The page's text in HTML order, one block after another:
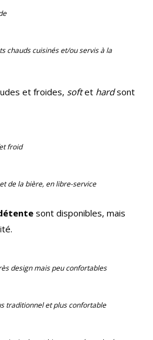
chauds cuisinés et/ou servis à la
et froides, softet hardsont
froid
de la bière, en libre-service
sont disponibles, mais
designmais peu confortables
traditionnel et plus confortable